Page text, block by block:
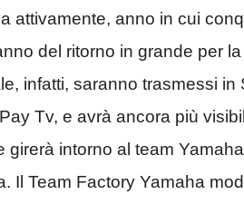
attivamente, anno in cui
del ritorno in grande per
infatti, saranno trasmessi
Tv, e avrà ancora più
girerà intorno al team
Il Team Factory Yamaha